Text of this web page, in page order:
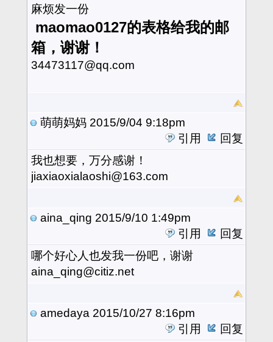
麻烦发一份
maomao0127的表格给我的邮
箱，谢谢！
34473117@qq.com
萌萌妈妈 2015/9/04 9:18pm
引用
回复
我也想要，万分感谢！
jiaxiaoxialaoshi@163.com
aina_qing 2015/9/10 1:49pm
引用
回复
哪个好心人也发我一份吧，谢谢
aina_qing@citiz.net
amedaya 2015/10/27 8:16pm
引用
回复